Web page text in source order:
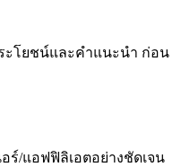
ะโยชน์และคำแนะนำ ก่อน
ร์/แอฟฟิลิเอตอย่างชัดเจน